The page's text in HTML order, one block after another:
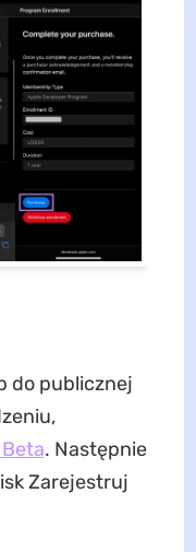
do publicznej
. Następnie
Zarejestruj